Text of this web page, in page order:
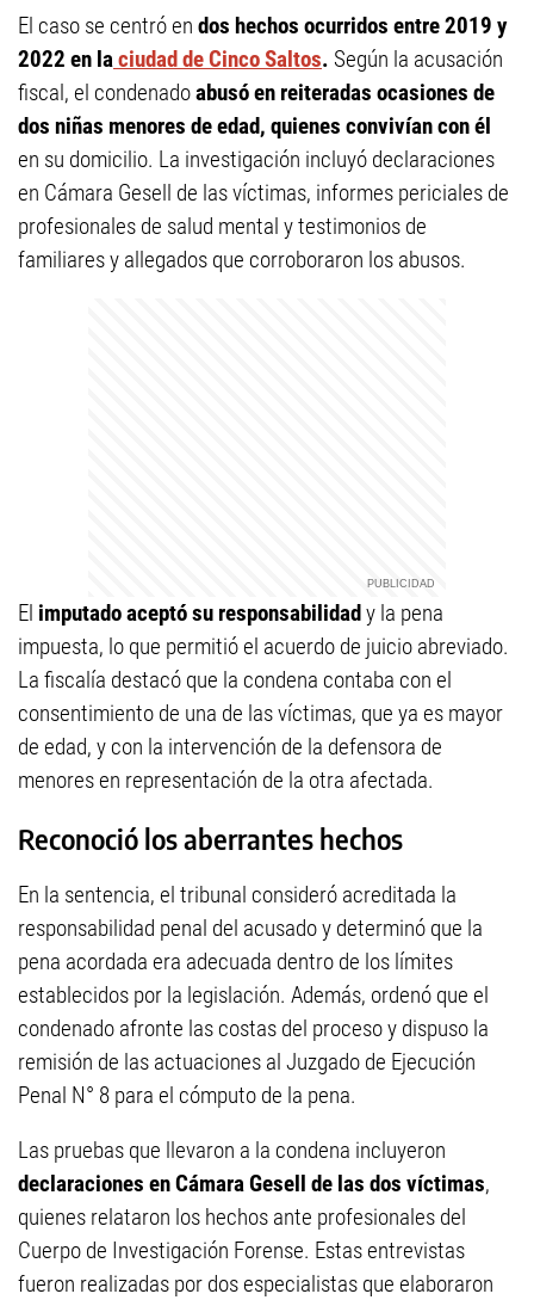
El caso se centró en dos hechos ocurridos entre 2019 y
2022 en laciudad de Cinco Saltos. Según la acusación
fiscal, el condenadoabusó en reiteradas ocasiones de
dos niñas menores de edad, quienes convivían con él
en su domicilio. La investigación incluyó declaraciones
en Cámara Gesell de las víctimas, informes periciales de
profesionales de salud mental y testimonios de
familiares y allegados que corroboraron los abusos.
El imputado aceptó su responsabilidady la pena
impuesta, lo que permitió el acuerdo de juicio abreviado.
La fiscalía destacó que la condena contaba con el
consentimiento de una de las víctimas, que ya es mayor
de edad, y con la intervención de la defensora de
menores en representación de la otra afectada.
Reconoció los aberrantes hechos
En la sentencia, el tribunal consideró acreditada la
responsabilidad penal del acusado y determinó que la
pena acordada era adecuada dentro de los límites
establecidos por la legislación. Además, ordenó que el
condenado afronte las costas del proceso y dispuso la
remisión de las actuaciones al Juzgado de Ejecución
Penal N° 8 para el cómputo de la pena.
Las pruebas que llevaron a la condena incluyeron
declaraciones en Cámara Gesell de las dos víctimas,
quienes relataron los hechos ante profesionales del
Cuerpo de Investigación Forense. Estas entrevistas
fueron realizadas por dos especialistas que elaboraron